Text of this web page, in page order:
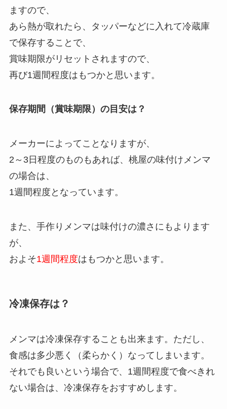
ますので、
あら熱が取れたら、タッパーなどに入れて冷蔵庫
で保存することで、
賞味期限がリセットされますので、
再び1週間程度はもつかと思います。
保存期間（賞味期限）の目安は？
メーカーによってことなりますが、
2～3日程度のものもあれば、桃屋の味付けメンマ
の場合は、
1週間程度となっています。
また、手作りメンマは味付けの濃さにもよります
が、
およそ1週間程度はもつかと思います。
冷凍保存は？
メンマは冷凍保存することも出来ます。ただし、
食感は多少悪く（柔らかく）なってしまいます。
それでも良いという場合で、1週間程度で食べきれ
ない場合は、冷凍保存をおすすめします。